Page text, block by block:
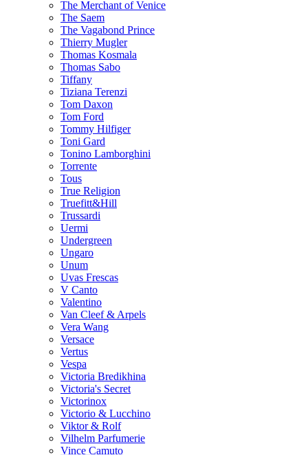
The Merchant of Venice
The Saem
The Vagabond Prince
Thierry Mugler
Thomas Kosmala
Thomas Sabo
Tiffany
Tiziana Terenzi
Tom Daxon
Tom Ford
Tommy Hilfiger
Toni Gard
Tonino Lamborghini
Torrente
Tous
True Religion
Truefitt&Hill
Trussardi
Uermi
Undergreen
Ungaro
Unum
Uvas Frescas
V Canto
Valentino
Van Cleef & Arpels
Vera Wang
Versace
Vertus
Vespa
Victoria Bredikhina
Victoria's Secret
Victorinox
Victorio & Lucchino
Viktor & Rolf
Vilhelm Parfumerie
Vince Camuto